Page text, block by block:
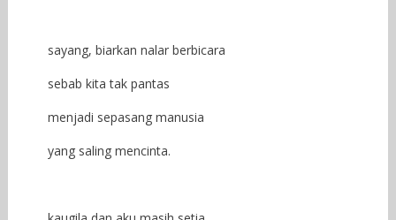
sayang, biarkan nalar berbicara
sebab kita tak pantas
menjadi sepasang manusia
yang saling mencinta.